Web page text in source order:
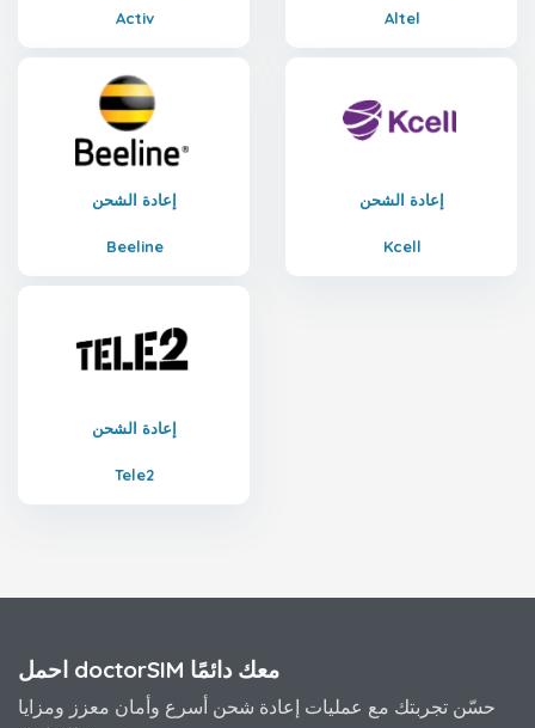
Activ Altel
إعادة الشحن
Beeline
إعادة الشحن
Kcell
إعادة الشحن
Tele2
احمل doctorSIM معك دائمًا
حسّن تجربتك مع عمليات إعادة شحن أسرع وأمان معزز ومزايا